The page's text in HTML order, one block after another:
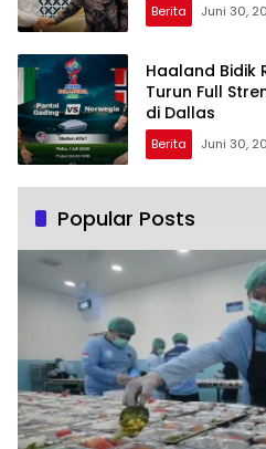
Berita Juni 30,
Haaland Bidik
Turun Full
di Dallas
Berita Juni 30,
Popular Posts